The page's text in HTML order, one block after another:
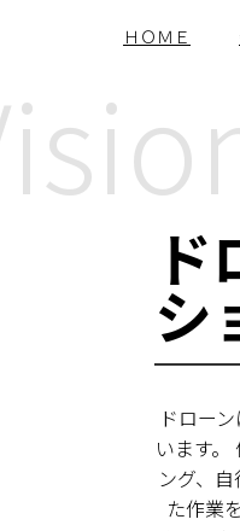
ＨＯＭＥ
シ
ドロー
います
ング、
た作業